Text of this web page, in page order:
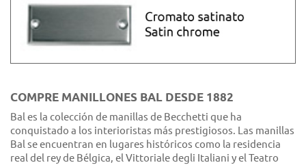
COMPRE MANILLONES BAL DESDE 1882
Bal es la colección de manillas de Becchetti que ha
conquistado a los interioristas más prestigiosos. Las manillas
Bal se encuentran en lugares históricos como la residencia
real del rey de Bélgica, el Vittoriale degli Italiani y el Teatro